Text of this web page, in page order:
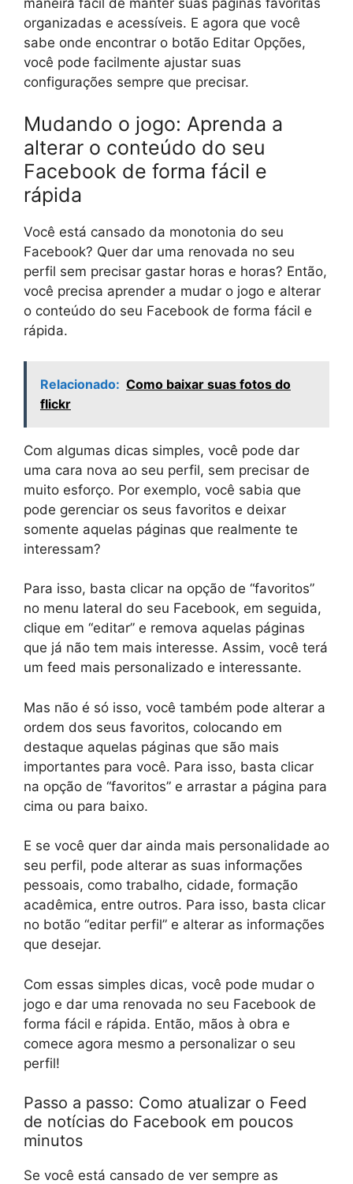
organizadas e acessíveis. E agora que você
sabe onde encontrar o botão Editar Opções,
você pode facilmente ajustar suas
configurações sempre que precisar.
Mudando o jogo: Aprenda a
alterar o conteúdo do seu
Facebook de forma fácil e
rápida
Você está cansado da monotonia do seu
Facebook? Quer dar uma renovada no seu
perfil sem precisar gastar horas e horas? Então,
você precisa aprender a mudar o jogo e alterar
o conteúdo do seu Facebook de forma fácil e
rápida.
Relacionado: Como baixar suas fotos do
flickr
Com algumas dicas simples, você pode dar
uma cara nova ao seu perfil, sem precisar de
muito esforço. Por exemplo, você sabia que
pode gerenciar os seus favoritos e deixar
somente aquelas páginas que realmente te
interessam?
Para isso, basta clicar na opção de “favoritos”
no menu lateral do seu Facebook, em seguida,
clique em “editar” e remova aquelas páginas
que já não tem mais interesse. Assim, você terá
um feed mais personalizado e interessante.
Mas não é só isso, você também pode alterar a
ordem dos seus favoritos, colocando em
destaque aquelas páginas que são mais
importantes para você. Para isso, basta clicar
na opção de “favoritos” e arrastar a página para
cima ou para baixo.
E se você quer dar ainda mais personalidade ao
seu perfil, pode alterar as suas informações
pessoais, como trabalho, cidade, formação
acadêmica, entre outros. Para isso, basta clicar
no botão “editar perfil” e alterar as informações
que desejar.
Com essas simples dicas, você pode mudar o
jogo e dar uma renovada no seu Facebook de
forma fácil e rápida. Então, mãos à obra e
comece agora mesmo a personalizar o seu
perfil!
Passo a passo: Como atualizar o Feed
de notícias do Facebook em poucos
minutos
Se você está cansado de ver sempre as